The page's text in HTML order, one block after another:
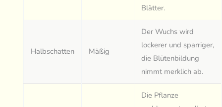
Blätter.
Halbschatten Mäßig
Der Wuchs wird
lockerer und sparriger,
die Blütenbildung
nimmt merklich ab.
Die Pflanze